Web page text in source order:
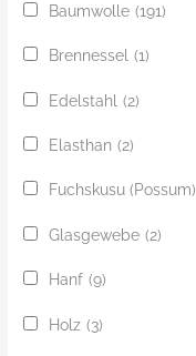
Baumwolle (191)
Brennessel (1)
Edelstahl (2)
Elasthan (2)
Fuchskusu (Possum)
Glasgewebe (2)
Hanf (9)
Holz (3)